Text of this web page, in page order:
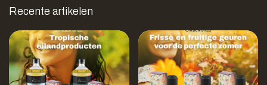
Recente artikelen